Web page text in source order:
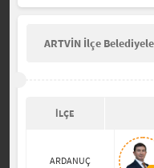
ARTVİN İlçe
İLÇE
ARDANUÇ